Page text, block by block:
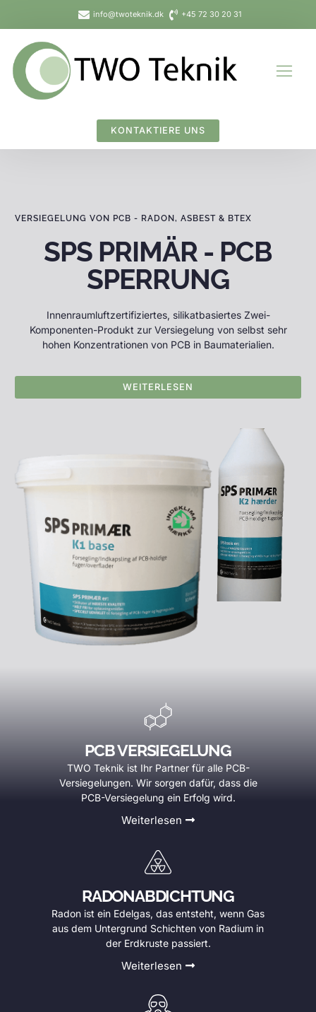
info@twoteknik.dk +45 72 30 20 31
KONTAKTIERE UNS
VERSIEGELUNG VON PCB - RADON, ASBEST & BTEX
SPS PRIMÄR - PCB
SPERRUNG
Innenraumluftzertifiziertes, silikatbasiertes Zwei-
Komponenten-Produkt zur Versiegelung von selbst sehr
hohen Konzentrationen von PCB in Baumaterialien.
WEITERLESEN
PCB VERSIEGELUNG
TWO Teknik ist Ihr Partner für alle PCB-
Versiegelungen. Wir sorgen dafür, dass die
PCB-Versiegelung ein Erfolg wird.
Weiterlesen
RADONABDICHTUNG
Radon ist ein Edelgas, das entsteht, wenn Gas
aus dem Untergrund Schichten von Radium in
der Erdkruste passiert.
Weiterlesen